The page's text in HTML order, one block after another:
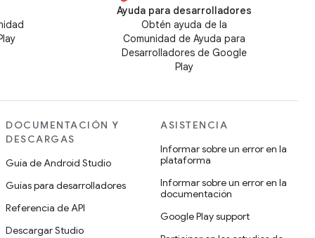
Ayuda para desarrolladores
Obtén ayuda de la
Comunidad de Ayuda para
Desarrolladores de Google
Play
DOCUMENTACIÓN Y
DESCARGAS
Guía de Android Studio
Guías para desarrolladores
Referencia de API
Descargar Studio
ASISTENCIA
Informar sobre un error en la
plataforma
Informar sobre un error en la
documentación
Google Play support